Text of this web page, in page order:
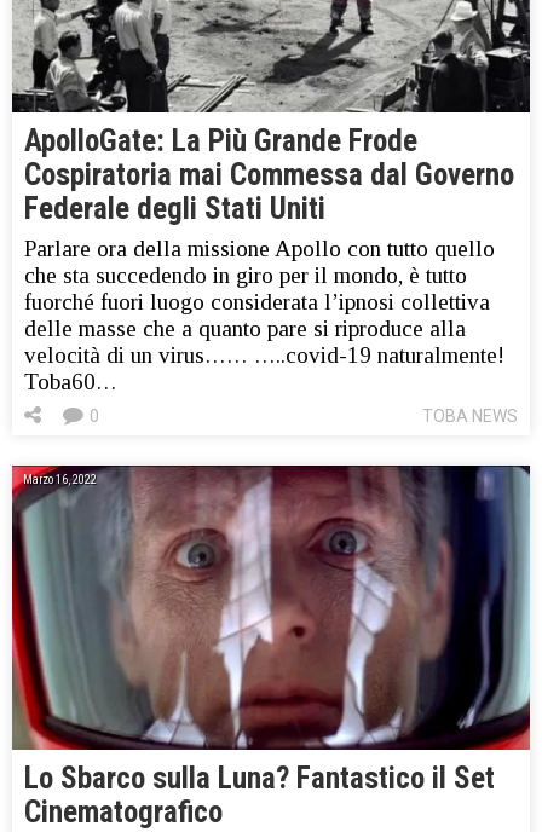
ApolloGate: La Più Grande Frode
Cospiratoria mai Commessa dal Governo
Federale degli Stati Uniti
Parlare ora della missione Apollo con tutto quello
che sta succedendo in giro per il mondo, è tutto
fuorché fuori luogo considerata l’ipnosi collettiva
delle masse che a quanto pare si riproduce alla
velocità di un virus…… …..covid-19 naturalmente!
Toba60…
TOBA NEWS
0
Marzo 16, 2022
Lo Sbarco sulla Luna? Fantastico il Set
Cinematografico